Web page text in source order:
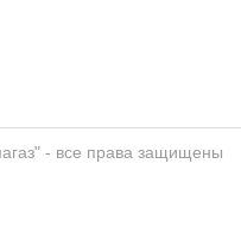
- все права защищены